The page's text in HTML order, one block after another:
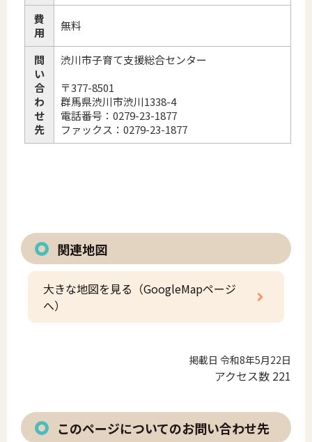
費
用
無料
問
い
合
わ
せ
先
渋川市子育て支援総合センター
〒377-8501
群馬県渋川市渋川1338-4
電話番号：0279-23-1877
ファックス：0279-23-1877
関連地図
大きな地図を見る（GoogleMapページ
へ）
掲載日 令和8年5月22日
アクセス数 221
このページについてのお問い合わせ先